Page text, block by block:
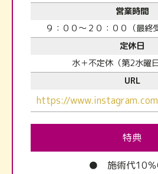
営業時間
９：００～２０：００（最終
定休日
水＋不定休（第2水曜
URL
https://
特典
● 施術代10％